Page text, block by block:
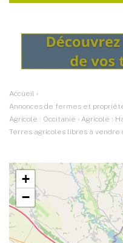
Accueil ›
Annonces de fermes et
Agricole : Occitanie › Agricole :
Terres agricoles libres à vendre
+
−